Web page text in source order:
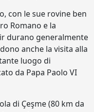
con le sue rovine ben
Romano e la
durano generalmente
anche la visita alla
luogo di
da Papa Paolo VI
di Çeşme (80 km da